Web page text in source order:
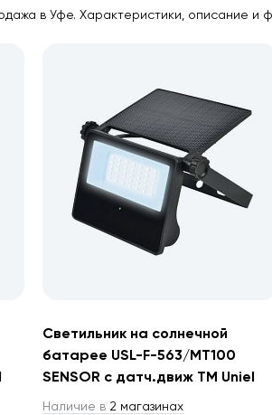
в Уфе. Характеристики, описание и
Светильник на солнечной
батарее USL-F-563/MT100
SENSOR с датч.движ TM Uniel
Наличие в 2 магазинах